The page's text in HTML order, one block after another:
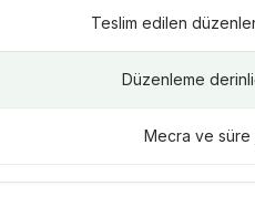
Teslim edilen
Düzenleme
Mecra ve süre